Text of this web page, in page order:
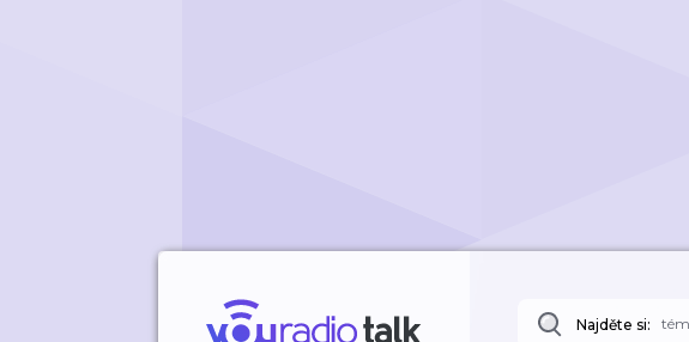
Najděte si: